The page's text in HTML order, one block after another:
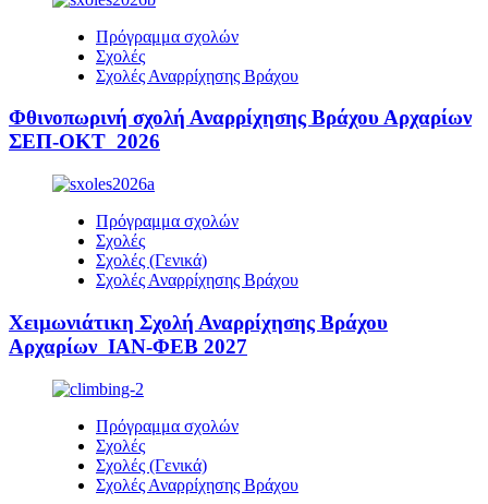
Πρόγραμμα σχολών
Σχολές
Σχολές Αναρρίχησης Βράχου
Φθινοπωρινή σχολή Αναρρίχησης Βράχου Αρχαρίων
ΣΕΠ-ΟΚΤ 2026
Πρόγραμμα σχολών
Σχολές
Σχολές (Γενικά)
Σχολές Αναρρίχησης Βράχου
Χειμωνιάτικη Σχολή Αναρρίχησης Βράχου
Αρχαρίων ΙΑΝ-ΦΕΒ 2027
Πρόγραμμα σχολών
Σχολές
Σχολές (Γενικά)
Σχολές Αναρρίχησης Βράχου